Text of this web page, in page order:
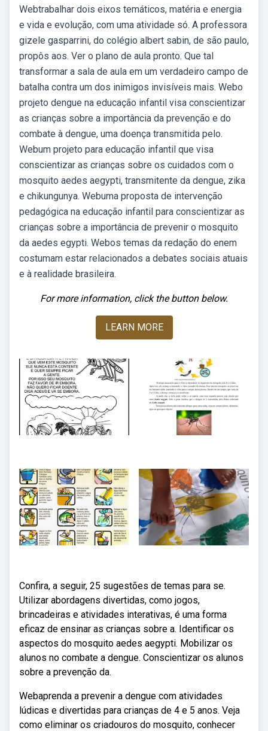
Webtrabalhar dois eixos temáticos, matéria e energia
e vida e evolução, com uma atividade só. A professora
gizele gasparrini, do colégio albert sabin, de são paulo,
propôs aos. Ver o plano de aula pronto. Que tal
transformar a sala de aula em um verdadeiro campo de
batalha contra um dos inimigos invisíveis mais. Webo
projeto dengue na educação infantil visa conscientizar
as crianças sobre a importância da prevenção e do
combate à dengue, uma doença transmitida pelo.
Webum projeto para educação infantil que visa
conscientizar as crianças sobre os cuidados com o
mosquito aedes aegypti, transmitente da dengue, zika
e chikungunya. Webuma proposta de intervenção
pedagógica na educação infantil para conscientizar as
crianças sobre a importância de prevenir o mosquito
da aedes egypti. Webos temas da redação do enem
costumam estar relacionados a debates sociais atuais
e à realidade brasileira.
For more information, click the button below.
LEARN MORE
Confira, a seguir, 25 sugestões de temas para se.
Utilizar abordagens divertidas, como jogos,
brincadeiras e atividades interativas, é uma forma
eficaz de ensinar as crianças sobre a. Identificar os
aspectos do mosquito aedes aegypti. Mobilizar os
alunos no combate a dengue. Conscientizar os alunos
sobre a prevenção da.
Webaprenda a prevenir a dengue com atividades
lúdicas e divertidas para crianças de 4 e 5 anos. Veja
como eliminar os criadouros do mosquito, conhecer